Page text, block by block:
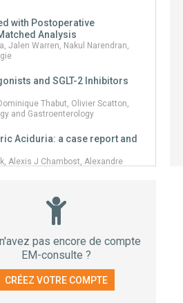
with Postoperative
Analysis
Jalen Warren, Nakul Narendran,
and SGLT-2 Inhibitors
Thabut, Olivier Scatton,
and Gastroenterology
Aciduria: a case report and
Alexis J Chambost, Alexandre
Patients: Comparing
boldaji, Farid Zand, Mansoor
and Research
associated
pas encore de compte
EM-consulte ?
CRÉEZ VOTRE COMPTE